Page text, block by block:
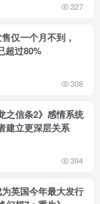
327
仅一个月不到，
超过80%
308
之信条2》感情系统
建立更深层关系
394
为英国今年最大发行